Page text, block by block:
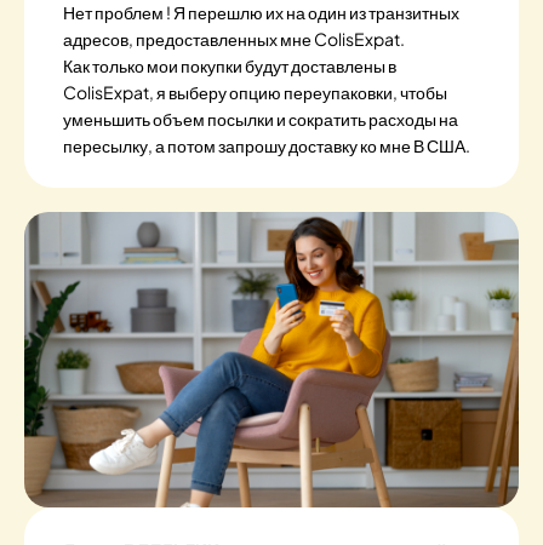
Нет проблем ! Я перешлю их на один из транзитных
адресов, предоставленных мне ColisExpat.
Как только мои покупки будут доставлены в
ColisExpat, я выберу опцию переупаковки, чтобы
уменьшить объем посылки и сократить расходы на
пересылку, а потом запрошу доставку ко мне В США.